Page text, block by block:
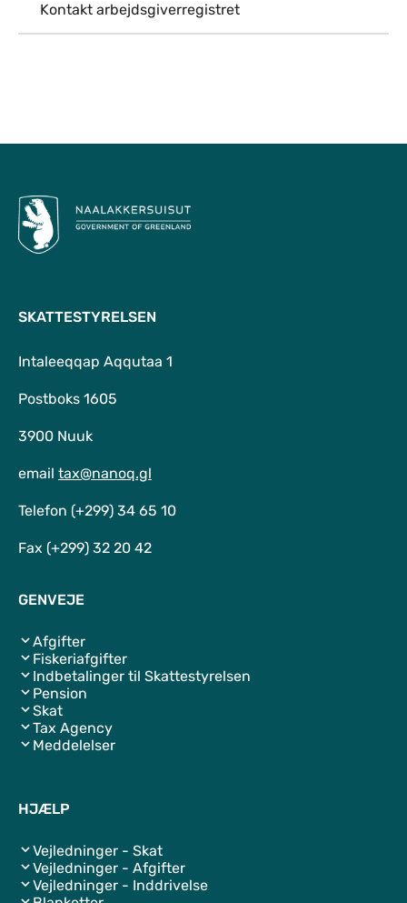
Kontakt arbejdsgiverregistret
SKATTESTYRELSEN
Intaleeqqap Aqqutaa 1
Postboks 1605
3900 Nuuk
email tax@nanoq.gl
Telefon (+299) 34 65 10
Fax (+299) 32 20 42
GENVEJE
Afgifter
Fiskeriafgifter
Indbetalinger til Skattestyrelsen
Pension
Skat
Tax Agency
Meddelelser
HJÆLP
Vejledninger - Skat
Vejledninger - Afgifter
Vejledninger - Inddrivelse